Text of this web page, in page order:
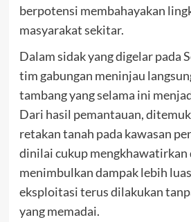
berpotensi membahayakan
masyarakat sekitar.
Dalam sidak yang digelar pada
tim gabungan meninjau
tambang yang selama ini
Dari hasil pemantauan,
retakan tanah pada kawasan
dinilai cukup mengkhawatirkan
menimbulkan dampak lebih
eksploitasi terus dilakukan
yang memadai.